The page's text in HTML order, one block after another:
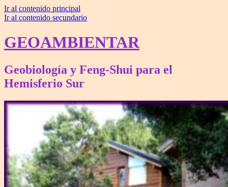
Ir al contenido principal
Ir al contenido secundario
GEOAMBIENTAR
Geobiología y Feng-Shui para el
Hemisferio Sur